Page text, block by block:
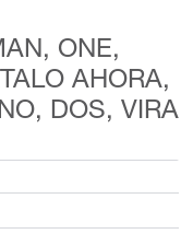
ONE,
AHORA,
DOS, VIRA